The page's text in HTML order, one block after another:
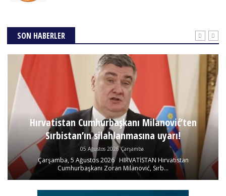
SON HABERLER
Hırvatistan Cumhurbaşkanı Milanović’ten
Sırbistan’ın silahlanmasına uyarı!
05 Ağustos 2026 Çarşamba
Çarşamba, 5 Ağustos 2026 HIRVATİSTAN Hırvatistan
Cumhurbaşkanı Zoran Milanović, Sırb...